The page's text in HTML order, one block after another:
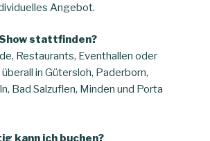
Angebot.
Show stattfinden?
Restaurants, Eventhallen oder
in Gütersloh, Paderborn,
Bad Salzuflen, Minden und Porta
kann ich buchen?